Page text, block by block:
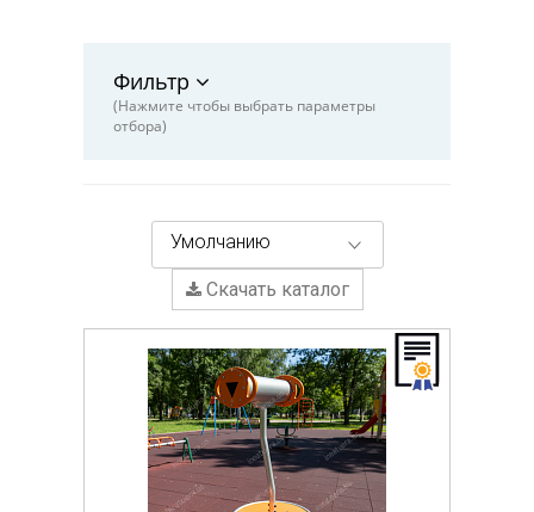
Фильтр
(Нажмите чтобы выбрать параметры
отбора)
Умолчанию
Скачать каталог